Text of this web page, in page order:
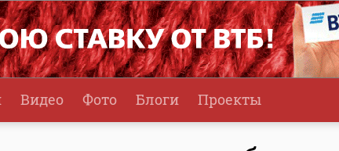
Видео Фото Блоги Проекты